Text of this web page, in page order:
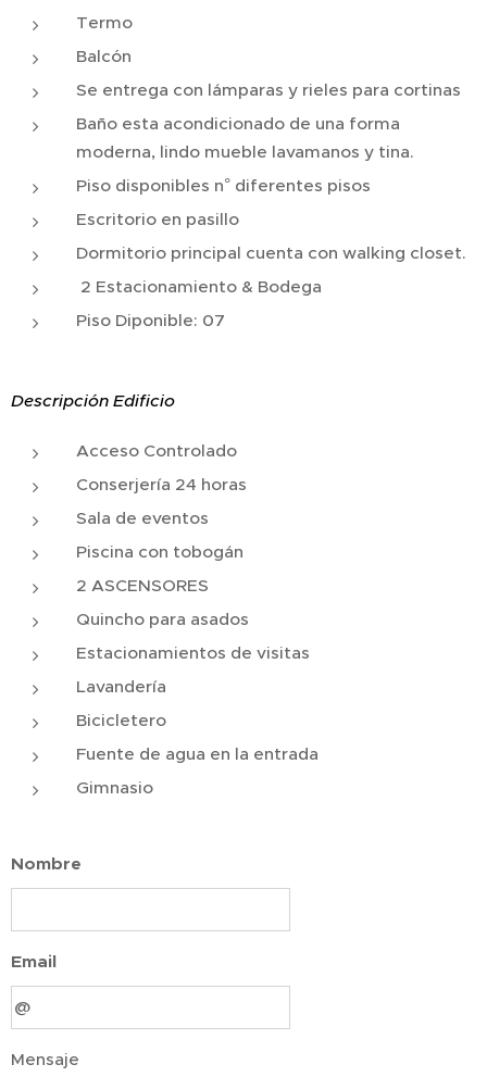
Termo
Balcón
Se entrega con lámparas y rieles para cortinas
Baño esta acondicionado de una forma
moderna, lindo mueble lavamanos y tina.
Piso disponibles n° diferentes pisos
Escritorio en pasillo
Dormitorio principal cuenta con walking closet.
2 Estacionamiento & Bodega
Piso Diponible: 07
Descripción Edificio
Acceso Controlado
Conserjería 24 horas
Sala de eventos
Piscina con tobogán
2 ASCENSORES
Quincho para asados
Estacionamientos de visitas
Lavandería
Bicicletero
Fuente de agua en la entrada
Gimnasio
Nombre
Email
Mensaje